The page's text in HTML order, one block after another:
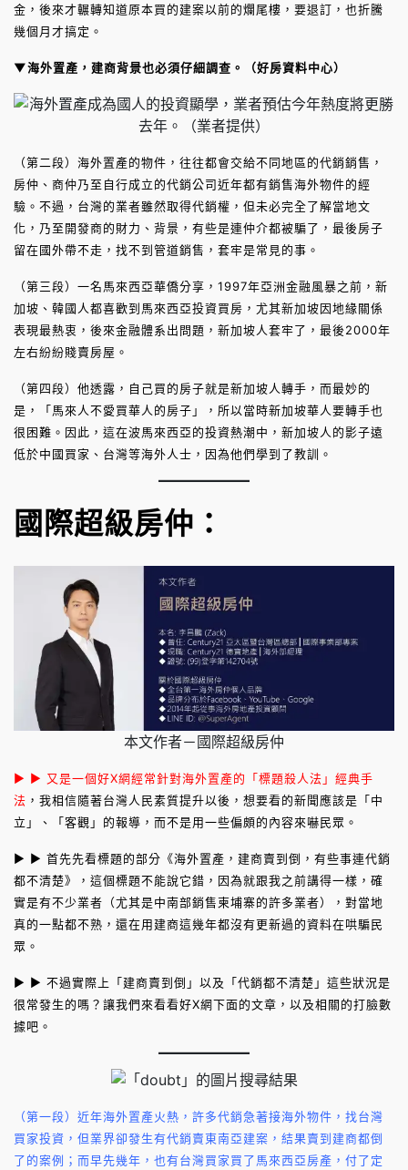
金，後來才輾轉知道原本買的建案以前的爛尾樓，要退訂，也折騰
幾個月才搞定。
▼海外置產，建商背景也必須仔細調查。（好房資料中心）
（第二段）海外置產的物件，往往都會交給不同地區的代銷銷售，
房仲、商仲乃至自行成立的代銷公司近年都有銷售海外物件的經
驗。不過，台灣的業者雖然取得代銷權，但未必完全了解當地文
化，乃至開發商的財力、背景，有些是連仲介都被騙了，最後房子
留在國外帶不走，找不到管道銷售，套牢是常見的事。
（第三段）一名馬來西亞華僑分享，1997年亞洲金融風暴之前，新
加坡、韓國人都喜歡到馬來西亞投資買房，尤其新加坡因地緣關係
表現最熱衷，後來金融體系出問題，新加坡人套牢了，最後2000年
左右紛紛賤賣房屋。
（第四段）他透露，自己買的房子就是新加坡人轉手，而最妙的
是，「馬來人不愛買華人的房子」，所以當時新加坡華人要轉手也
很困難。因此，這在波馬來西亞的投資熱潮中，新加坡人的影子遠
低於中國買家、台灣等海外人士，因為他們學到了教訓。
國際超級房仲：
本文作者－國際超級房仲
► ► 又是一個好X網經常針對海外置產的「標題殺人法」經典手
法 ，我相信隨著台灣人民素質提升以後，想要看的新聞應該是「中
立」、「客觀」的報導，而不是用一些偏頗的內容來嚇民眾。
► ► 首先先看標題的部分《海外置產，建商賣到倒，有些事連代銷
都不清楚》，這個標題不能說它錯，因為就跟我之前講得一樣，確
實是有不少業者（尤其是中南部銷售柬埔寨的許多業者），對當地
真的一點都不熟，還在用建商這幾年都沒有更新過的資料在哄騙民
眾。
► ► 不過實際上「建商賣到倒」以及「代銷都不清楚」這些狀況是
很常發生的嗎？讓我們來看看好X網下面的文章，以及相關的打臉數
據吧。
（第一段）近年海外置產火熱，許多代銷急著接海外物件，找台灣
買家投資，但業界卻發生有代銷賣東南亞建案，結果賣到建商都倒
了的案例；而早先幾年，也有台灣買家買了馬來西亞房產，付了定